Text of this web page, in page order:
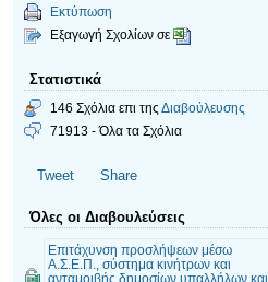
Εκτύπωση
Εξαγωγή Σχολίων σε
Στατιστικά
146 Σχόλια επι της Διαβούλευσης
71913 - Όλα τα Σχόλια
Tweet Share
Όλες οι Διαβουλεύσεις
Επιτάχυνση προσλήψεων μέσω
Α.Σ.Ε.Π., σύστημα κινήτρων και
ανταμοιβής δημοσίων υπαλλήλων και